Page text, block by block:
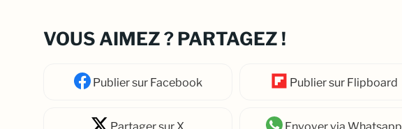
VOUS AIMEZ ? PARTAGEZ !
Publiersur Facebook Publiersur Flipboard
Partagersur X Envoyervia Whatsapp